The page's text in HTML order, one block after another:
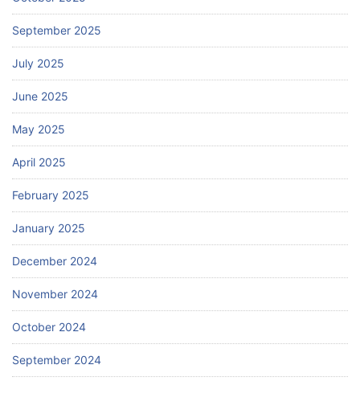
September 2025
July 2025
June 2025
May 2025
April 2025
February 2025
January 2025
December 2024
November 2024
October 2024
September 2024